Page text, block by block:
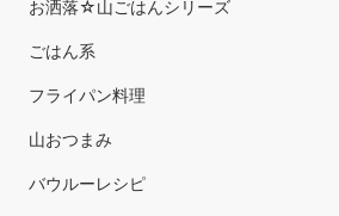
お洒落☆山ごはんシリーズ
ごはん系
フライパン料理
山おつまみ
バウルーレシピ